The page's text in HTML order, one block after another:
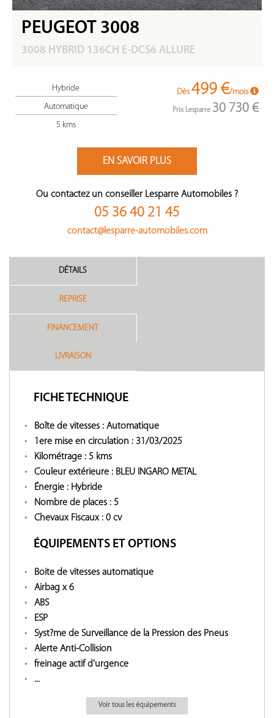
PEUGEOT 3008
3008 HYBRID 136CH E-DCS6 ALLURE
Hybride
Automatique
5 kms
Dès 499 €/mois
Prix Lesparre 30 730 €
EN SAVOIR PLUS
Ou contactez un conseiller Lesparre Automobiles ?
05 36 40 21 45
contact@lesparre-automobiles.com
DÉTAILS
REPRISE
FINANCEMENT
LIVRAISON
FICHE TECHNIQUE
Boîte de vitesses : Automatique
1ere mise en circulation : 31/03/2025
Kilométrage : 5 kms
Couleur extérieure : BLEU INGARO METAL
Énergie : Hybride
Nombre de places : 5
Chevaux Fiscaux : 0 cv
ÉQUIPEMENTS ET OPTIONS
Boite de vitesses automatique
Airbag x 6
ABS
ESP
Syst?me de Surveillance de la Pression des Pneus
Alerte Anti-Collision
freinage actif d'urgence
...
Voir tous les équipements